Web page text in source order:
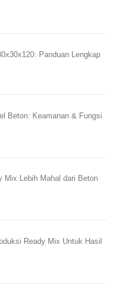
Panduan Lengkap
Beton: Keamanan & Fungsi
Mix Lebih Mahal dari Beton
Ready Mix Untuk Hasil